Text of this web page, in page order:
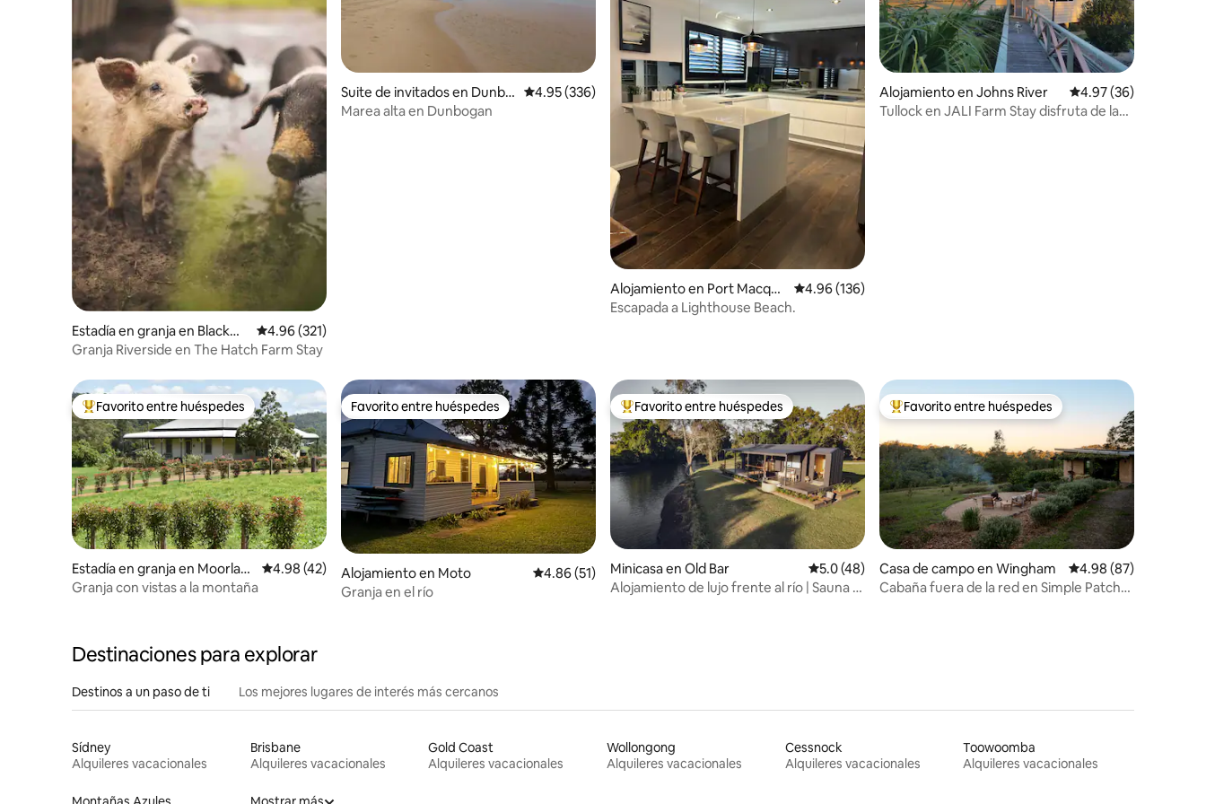
Estadía en granja en Blackma
ns Point
Calificación promedio: 4.96 de 5, 321 reseñas
4.96 (321)
Granja Riverside en The Hatch Farm Stay
Suite de invitados en Dunbo
gan
Calificación promedio: 4.95 de 5, 336 reseñas
4.95 (336)
Marea alta en Dunbogan
Alojamiento en Port Macqua
rie
Calificación promedio: 4.96 de 5, 136 reseñas
4.96 (136)
Escapada a Lighthouse Beach.
Alojamiento en Johns River Calificación
4.97 (36)
Tullock en JALI Farm Stay disfruta de la
Favorito entre huéspedes preferido
Favorito entre huéspedes
Estadía en granja en Moorlan
d
Calificación promedio: 4.98 de 5, 42 reseñas
4.98 (42)
Granja con vistas a la montaña
Favorito entre huéspedes
Favorito entre huéspedes
Alojamiento en Moto Calificación promedio: 4.86 de 5, 51 reseñas
4.86 (51)
Granja en el río
Favorito entre huéspedes preferido
Favorito entre huéspedes
Minicasa en Old Bar Calificación promedio: 5.0 de 5, 48 reseñas
5.0 (48)
Alojamiento de lujo frente al río | Sauna y
Favorito entre huéspedes preferido
Favorito entre huéspedes
Casa de campo en Wingham Calificación
4.98 (87)
Cabaña fuera de la red en Simple Patch
Destinaciones para explorar
Destinos a un paso de ti Los mejores lugares de interés más cercanos
Sídney
Alquileres vacacionales
Brisbane
Alquileres vacacionales
Gold Coast
Alquileres vacacionales
Wollongong
Alquileres vacacionales
Cessnock
Alquileres vacacionales
Toowoomba
Alquileres vacacionales